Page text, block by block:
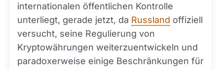
internationalen öffentlichen Kontrolle
unterliegt, gerade jetzt, da Russland offiziell
versucht, seine Regulierung von
Kryptowährungen weiterzuentwickeln und
paradoxerweise einige Beschränkungen für